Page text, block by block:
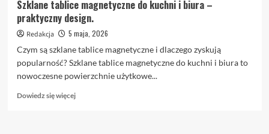
Szklane tablice magnetyczne do kuchni i biura –
praktyczny design.
Redakcja
5 maja, 2026
Czym są szklane tablice magnetyczne i dlaczego zyskują
popularność? Szklane tablice magnetyczne do kuchni i biura to
nowoczesne powierzchnie użytkowe...
Dowiedz się więcejDowiedz